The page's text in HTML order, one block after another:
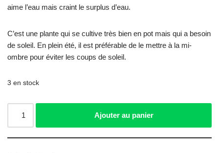
aime l’eau mais craint le surplus d’eau.
C’est une plante qui se cultive très bien en pot mais qui a besoin
de soleil. En plein été, il est préférable de le mettre à la mi-
ombre pour éviter les coups de soleil.
3 en stock
Ajouter au panier